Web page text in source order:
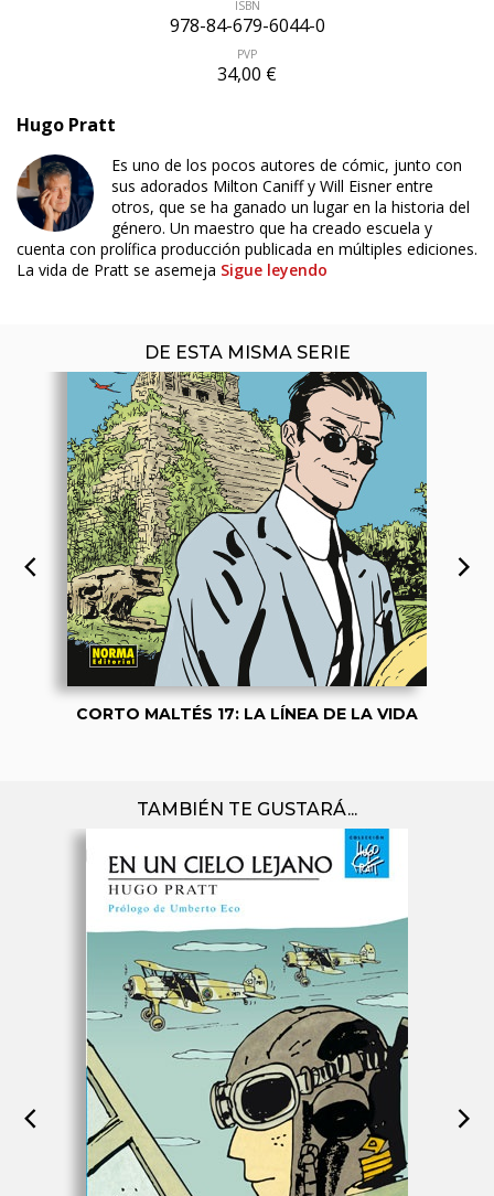
ISBN
978-84-679-6044-0
PVP
34,00 €
Hugo Pratt
Es uno de los pocos autores de cómic, junto con
sus adorados Milton Caniff y Will Eisner entre
otros, que se ha ganado un lugar en la historia del
género. Un maestro que ha creado escuela y
cuenta con prolífica producción publicada en múltiples ediciones.
La vida de Pratt se asemeja Sigue leyendo
DE ESTA MISMA SERIE
ÚLTIMO NÚMERO PUBLICADO
CORTO MALTÉS 17: LA LÍNEA DE LA VIDA
TAMBIÉN TE GUSTARÁ...